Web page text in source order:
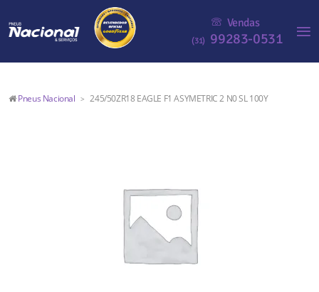
Vendas
(31) 99283-0531
Pneus Nacional > 245/50ZR18 EAGLE F1 ASYMETRIC 2 N0 SL 100Y